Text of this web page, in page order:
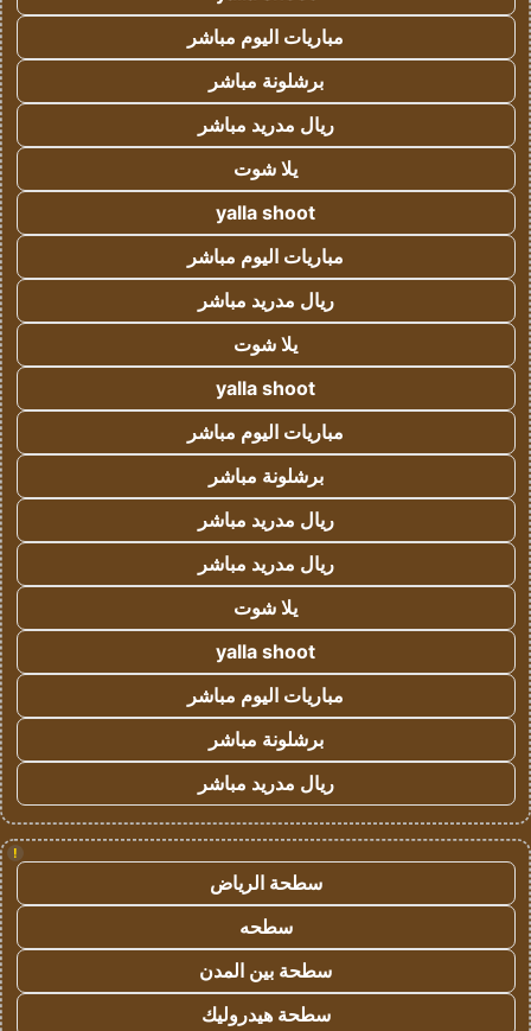
مباريات اليوم مباشر
برشلونة مباشر
ريال مدريد مباشر
يلا شوت
yalla shoot
مباريات اليوم مباشر
ريال مدريد مباشر
يلا شوت
yalla shoot
مباريات اليوم مباشر
برشلونة مباشر
ريال مدريد مباشر
ريال مدريد مباشر
يلا شوت
yalla shoot
مباريات اليوم مباشر
برشلونة مباشر
ريال مدريد مباشر
!
سطحة الرياض
سطحه
سطحة بين المدن
سطحة هيدروليك